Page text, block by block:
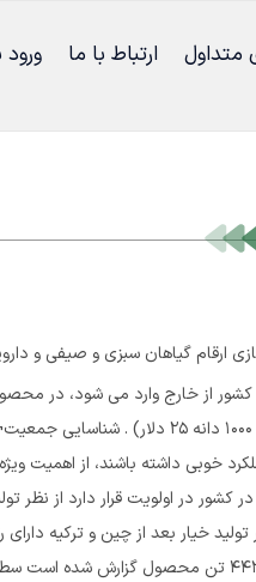
ارتباط با ما ورود
ارقام گیاهان سبزی و صیفی و
کشور از خارج وارد می شود، در
هیبرید از قیمت بالایی برخوردار است
خوبی داشته باشند، از اهمیت
کشور در اولویت قرار دارد از نظر